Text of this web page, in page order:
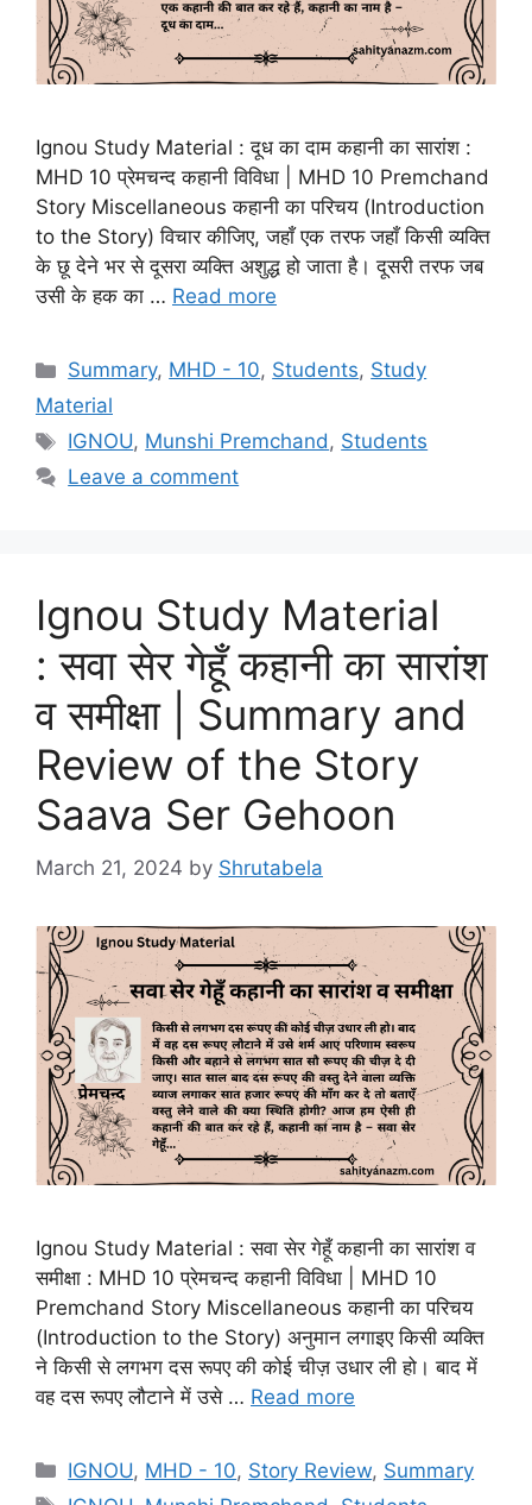
Ignou Study Material : दूध का दाम कहानी का सारांश :
MHD 10 प्रेमचन्द कहानी विविधा | MHD 10 Premchand
Story Miscellaneous कहानी का परिचय (Introduction
to the Story) विचार कीजिए, जहाँ एक तरफ जहाँ किसी व्यक्ति
के छू देने भर से दूसरा व्यक्ति अशुद्ध हो जाता है। दूसरी तरफ जब
उसी के हक का … Read more
Summary, MHD - 10, Students, Study
Material
IGNOU, Munshi Premchand, Students
Leave a comment
Ignou Study Material
: सवा सेर गेहूँ कहानी का सारांश
व समीक्षा | Summary and
Review of the Story
Saava Ser Gehoon
March 21, 2024 by Shrutabela
Ignou Study Material : सवा सेर गेहूँ कहानी का सारांश व
समीक्षा : MHD 10 प्रेमचन्द कहानी विविधा | MHD 10
Premchand Story Miscellaneous कहानी का परिचय
(Introduction to the Story) अनुमान लगाइए किसी व्यक्ति
ने किसी से लगभग दस रूपए की कोई चीज़ उधार ली हो। बाद में
वह दस रूपए लौटाने में उसे … Read more
IGNOU, MHD - 10, Story Review, Summary